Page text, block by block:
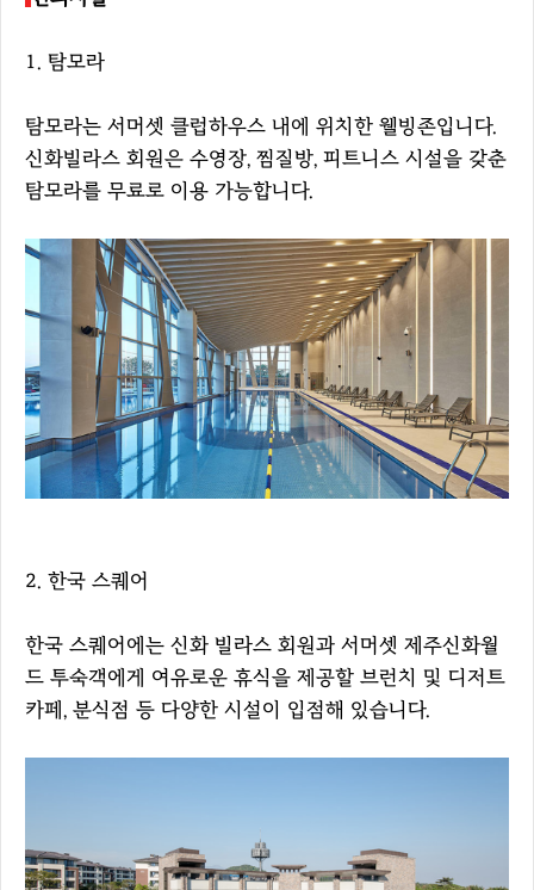
1. 탐모라
탐모라는 서머셋 클럽하우스 내에 위치한 웰빙존입니다.
신화빌라스 회원은 수영장, 찜질방, 피트니스 시설을 갖춘
탐모라를 무료로 이용 가능합니다.
2. 한국 스퀘어
한국 스퀘어에는 신화 빌라스 회원과 서머셋 제주신화월
드 투숙객에게 여유로운 휴식을 제공할 브런치 및 디저트
카페, 분식점 등 다양한 시설이 입점해 있습니다.